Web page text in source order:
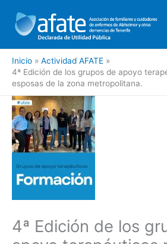
contenido
Inicio
Actividad AFATE
4ª Edición de los grupos de apoyo
esposas de la zona metropolitana.
4ª Edición de los